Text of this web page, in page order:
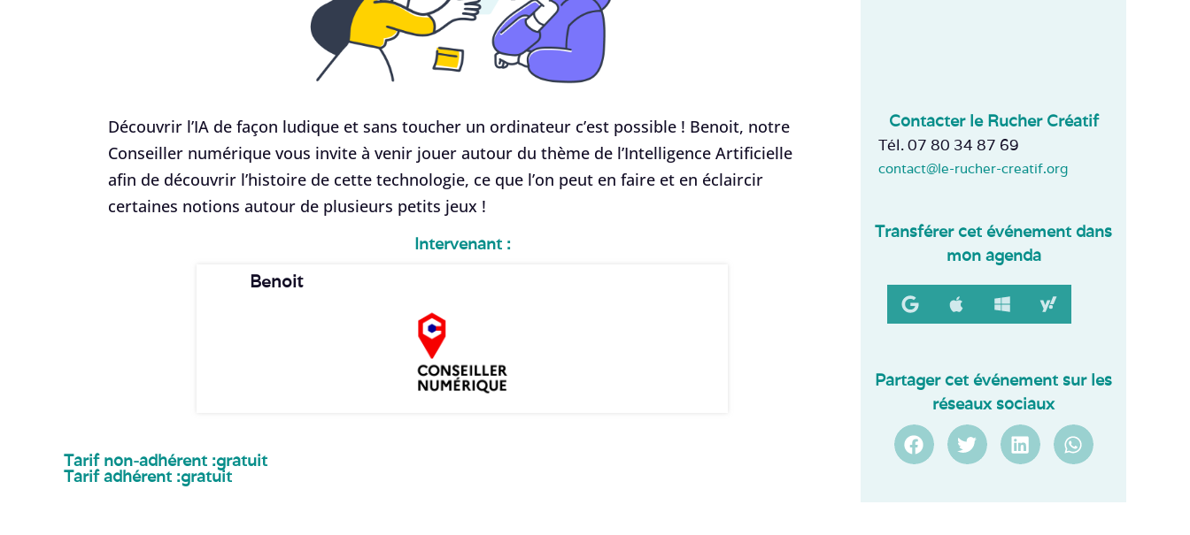
Découvrir l’IA de façon ludique et sans toucher un ordinateur c’est possible ! Benoit, notre
Conseiller numérique vous invite à venir jouer autour du thème de l’Intelligence Artificielle
afin de découvrir l’histoire de cette technologie, ce que l’on peut en faire et en éclaircir
certaines notions autour de plusieurs petits jeux !
Intervenant :
Benoit
Tarif non-adhérent :gratuit
Tarif adhérent :gratuit
Contacter le Rucher Créatif
Tél. 07 80 34 87 69
contact@le-rucher-creatif.org
Transférer cet événement dans
mon agenda
Partager cet événement sur les
réseaux sociaux